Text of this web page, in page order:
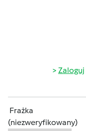
Zaloguj
Frażka
(niezweryfikowany)